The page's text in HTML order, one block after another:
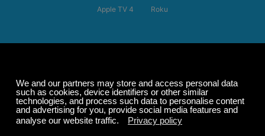
订阅最高可享五折优
惠。
Apple TV 4
Roku